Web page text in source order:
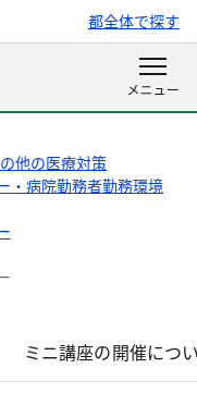
都全体で探す
他の医療対策
・病院勤務者勤務環境
ミニ講座の開催につ